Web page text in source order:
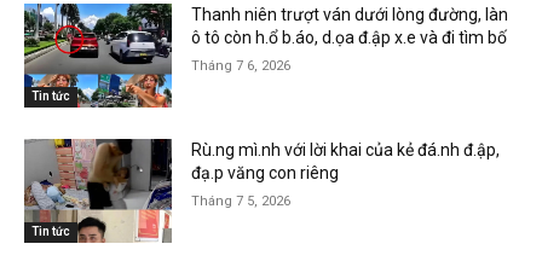
Tin tức
Thanh niên trượt ván dưới lòng đường, làn
ô tô còn h.ổ b.áo, d.ọa đ.ập x.e và đi tìm bố
Tháng 7 6, 2026
Tin tức
Rù.ng mì.nh với lời khai của kẻ đá.nh đ.ập,
đạ.p văng con riêng
Tháng 7 5, 2026